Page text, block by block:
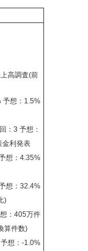
高調査(前
予想：1.5%
：3 予想：
金利発表
想：4.35%
想：32.4%
)
：405万件
算件数)
想：-1.0%